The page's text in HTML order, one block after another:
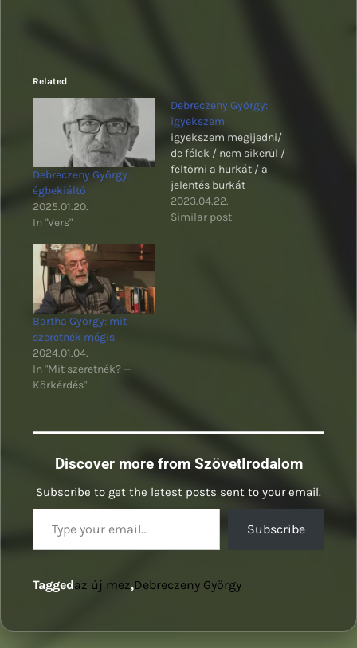
Related
Debreczeny György:
égbekiáltó
2025.01.20.
In "Vers"
Debreczeny György:
igyekszem
igyekszem megijedni/
de félek / nem sikerül /
feltörni a hurkát / a
jelentés burkát
2023.04.22.
Similar post
Bartha György: mit
szeretnék mégis
2024.01.04.
In "Mit szeretnék? —
Körkérdés"
Discover more from SzövetIrodalom
Subscribe to get the latest posts sent to your email.
Type your email…
Subscribe
Taggedaz új mez,Debreczeny György